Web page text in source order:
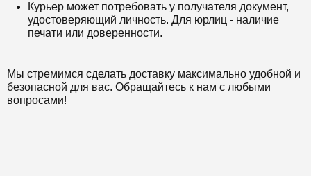
Курьер может потребовать у получателя документ,
удостоверяющий личность. Для юрлиц - наличие
печати или доверенности.
Мы стремимся сделать доставку максимально удобной и
безопасной для вас. Обращайтесь к нам с любыми
вопросами!